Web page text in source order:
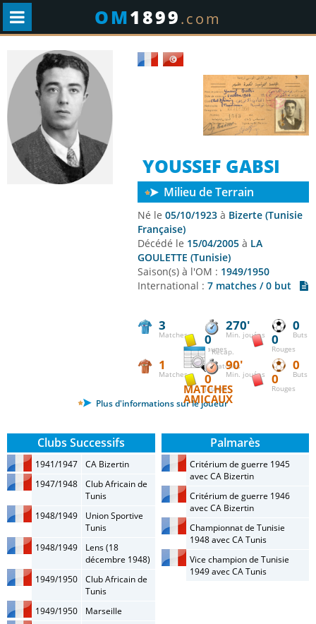
OM1899.com
YOUSSEF GABSI
Milieu de Terrain
Né le 05/10/1923 à Bizerte (Tunisie
Française)
Décédé le 15/04/2005 à LA
GOULETTE (Tunisie)
Saison(s) à l'OM : 1949/1950
International : 7 matches / 0 but
3
Matches
270'
Min. jouées
0
Buts
0
Jaunes
0
Rouges
Récap.
matches
1
Matches
90'
Min. jouées
0
Buts
0
Jaunes
0
Rouges
MATCHES
AMICAUX
Plus d'informations sur le joueur
Clubs Successifs
1941/1947
CA Bizertin
1947/1948
Club Africain de
Tunis
1948/1949
Union Sportive
Tunis
1948/1949
Lens (18
décembre 1948)
1949/1950
Club Africain de
Tunis
1949/1950
Marseille
Palmarès
Critérium de guerre 1945
avec CA Bizertin
Critérium de guerre 1946
avec CA Bizertin
Championnat de Tunisie
1948 avec CA Tunis
Vice champion de Tunisie
1949 avec CA Tunis